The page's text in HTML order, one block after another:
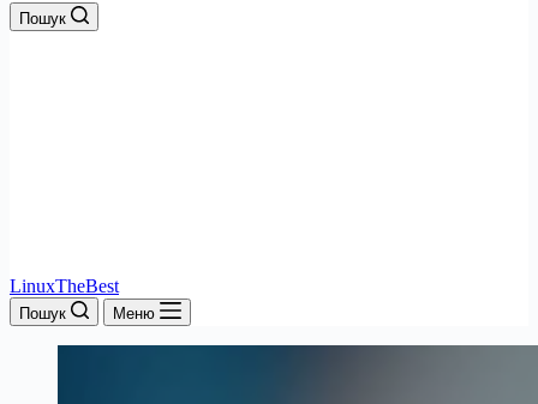
Пошук
LinuxTheBest
Пошук Меню